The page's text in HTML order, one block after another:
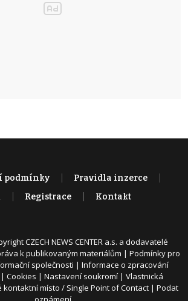
podmínky
Pravidla inzerce
Registrace Kontakt
CZECH NEWS CENTER a.s. a dodavatelé
k publikovaným materiálům | Podmínky pro
společnosti | Informace o zpracování
| Cookies | Nastavení soukromí | Vlastnická
kontaktní místo / Single Point of Contact | Podat